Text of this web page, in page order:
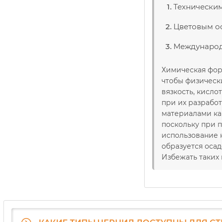
Цветовым
Химическая
чтобы
вязкость,
при их
материалами
поскольку при
использование
образуется
Избежать